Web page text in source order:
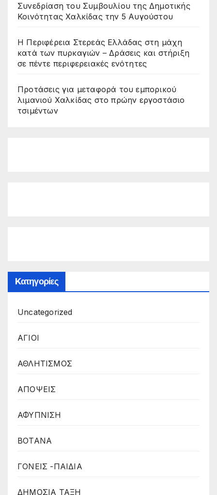
Συνεδρίαση του Συμβουλίου της Δημοτικής
Κοινότητας Χαλκίδας την 5 Αυγούστου
Η Περιφέρεια Στερεάς Ελλάδας στη μάχη
κατά των πυρκαγιών – Δράσεις και στήριξη
σε πέντε περιφερειακές ενότητες
Προτάσεις για μεταφορά του εμπορικού
λιμανιού Χαλκίδας στο πρώην εργοστάσιο
τσιμέντων
Kατηγορίες
Uncategorized
ΑΓΙΟΙ
ΑΘΛΗΤΙΣΜΟΣ
ΑΠΟΨΕΙΣ
ΑΦΥΠΝΙΣΗ
ΒΟΤΑΝΑ
ΓΟΝΕΙΣ -ΠΑΙΔΙΑ
ΔΗΜΟΣΙΑ ΤΑΞΗ